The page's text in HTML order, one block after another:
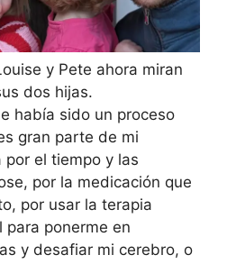
y Pete ahora miran
dos hijas.
había sido un proceso
gran parte de mi
por el tiempo y las
por la medicación que
por usar la terapia
para ponerme en
y desafiar mi cerebro, o